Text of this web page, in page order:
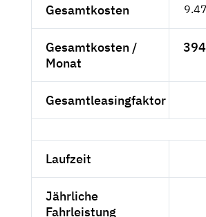
Gesamtkosten
Gesamtkosten /
Monat
Gesamtleasingfaktor
Laufzeit
Jährliche
Fahrleistung